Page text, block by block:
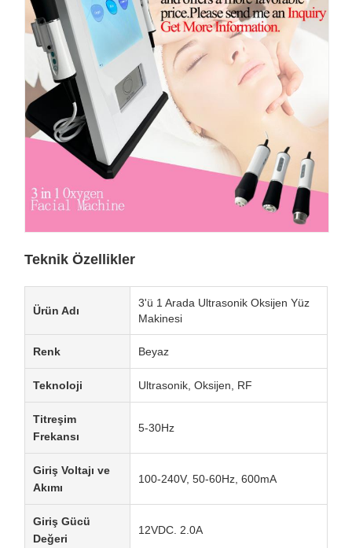
Teknik Özellikler
Ürün Adı
3'ü 1 Arada Ultrasonik Oksijen Yüz
Makinesi
Renk Beyaz
Teknoloji Ultrasonik, Oksijen, RF
Titreşim
Frekansı
5-30Hz
Giriş Voltajı ve
Akımı
100-240V, 50-60Hz, 600mA
Giriş Gücü
Değeri
12VDC. 2.0A